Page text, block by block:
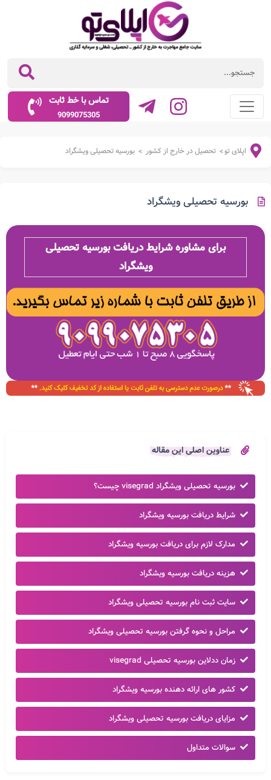
تماس با خط ثابت
9099075305
اپلای تو> تحصیل در خارج از کشور > بورسیه تحصیلی ویشگراد
بورسیه تحصیلی ویشگراد
برای مشاوره شرایط دریافت بورسیه تحصیلی
ویشگراد
عناوین اصلی این مقاله
بورسیه تحصیلی ویشگراد visegrad چیست؟
شرایط دریافت بورسیه ویشگراد
مدارک لازم برای دریافت بورسیه ویشگراد
هزینه دریافت بورسیه ویشگراد
سایت ثبت نام بورسیه تحصیلی ویشگراد
مراحل و نحوه گرفتن بورسیه تحصیلی ویشگراد
زمان ددلاین بورسیه تحصیلی visegrad
کشور های ارائه دهنده بورسیه ویشگراد
مزایای دریافت بورسیه تحصیلی ویشگراد
سوالات متداول